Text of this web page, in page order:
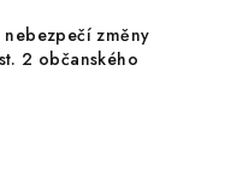
změny
2 občanského